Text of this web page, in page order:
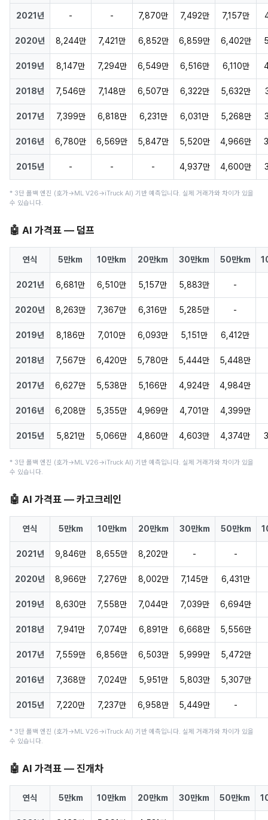
2021년 - - 7,870만 7,492만 7,157만
2020년 8,244만 7,421만 6,852만 6,859만 6,402만
2019년 8,147만 7,294만 6,549만 6,516만 6,110만
2018년 7,546만 7,148만 6,507만 6,322만 5,632만
2017년 7,399만 6,818만 6,231만 6,031만 5,268만
2016년 6,780만 6,569만 5,847만 5,520만 4,966만
2015년 - - - 4,937만 4,600만
* 3단 폴백 엔진 (호가→ML V26→iTruck AI) 기반 예측입니다. 실제 거래가와 차이가 있을
수 있습니다.
🤖 AI 가격표 — 덤프
연식 5만km 10만km 20만km 30만km 50만km
2021년 6,681만 6,510만 5,157만 5,883만 -
2020년 8,263만 7,367만 6,316만 5,285만 -
2019년 8,186만 7,010만 6,093만 5,151만 6,412만
2018년 7,567만 6,420만 5,780만 5,444만 5,448만
2017년 6,627만 5,538만 5,166만 4,924만 4,984만
2016년 6,208만 5,355만 4,969만 4,701만 4,399만
2015년 5,821만 5,066만 4,860만 4,603만 4,374만
* 3단 폴백 엔진 (호가→ML V26→iTruck AI) 기반 예측입니다. 실제 거래가와 차이가 있을
수 있습니다.
🤖 AI 가격표 — 카고크레인
연식 5만km 10만km 20만km 30만km 50만km
2021년 9,846만 8,655만 8,202만 - -
2020년 8,966만 7,276만 8,002만 7,145만 6,431만
2019년 8,630만 7,558만 7,044만 7,039만 6,694만
2018년 7,941만 7,074만 6,891만 6,668만 5,556만
2017년 7,559만 6,856만 6,503만 5,999만 5,472만
2016년 7,368만 7,024만 5,951만 5,803만 5,307만
2015년 7,220만 7,237만 6,958만 5,449만 -
* 3단 폴백 엔진 (호가→ML V26→iTruck AI) 기반 예측입니다. 실제 거래가와 차이가 있을
수 있습니다.
🤖 AI 가격표 — 진개차
연식 5만km 10만km 20만km 30만km 50만km